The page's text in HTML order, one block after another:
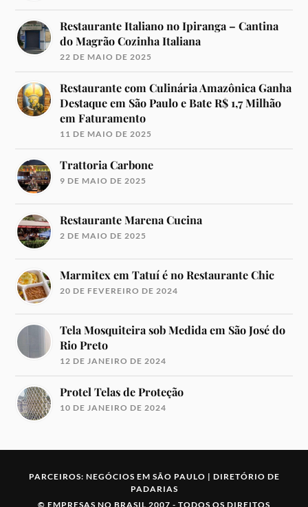
Restaurante Italiano no Ipiranga – Cantina
do Magrão Cozinha Italiana
22 DE MAIO DE 2025
Restaurante com Culinária Amazônica Ganha
Destaque em São Paulo e Bate R$ 1,7 Milhão
em Faturamento
11 DE MAIO DE 2025
Trattoria Carbone
9 DE MAIO DE 2025
Restaurante Marena Cucina
2 DE MAIO DE 2025
Marmitex em Tatuí é no Restaurante Chic
20 DE FEVEREIRO DE 2024
Tela Mosquiteira sob Medida em São José do
Rio Preto
12 DE JANEIRO DE 2024
Protel Telas de Proteção
10 DE JANEIRO DE 2024
PARCEIROS: NEGÓCIOS EM SÃO PAULO | DIRETÓRIO DE
PADARIAS
© EMPRESAS NO BRASIL 2007 - TODOS OS DIREITOS